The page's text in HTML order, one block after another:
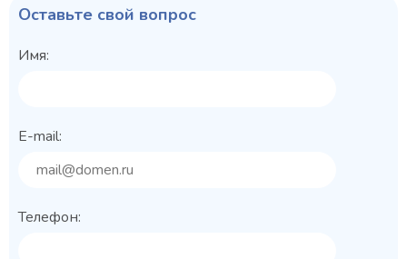
Оставьте свой вопрос
Имя:
E-mail:
Телефон: